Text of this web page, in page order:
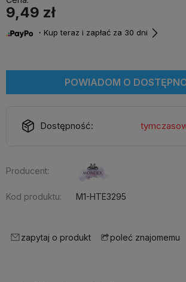
9,49 zł
・Kup teraz i zapłać za 30 dni
POWIADOM O
Dostępność:
Producent:
Kod produktu: M1-HTE3295
zapytaj o produkt poleć znajomemu